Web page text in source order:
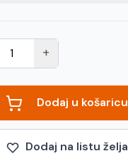
+
Dodaj u košaricu
Dodaj na listu želja